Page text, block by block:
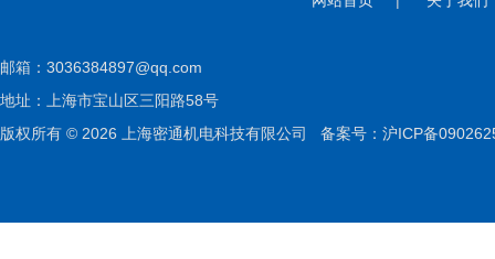
邮箱： 3036384897@qq.com
地址：上海市宝山区三阳路58号
版权所有 © 2026 上海密通机电科技有限公司 备案号：沪ICP备